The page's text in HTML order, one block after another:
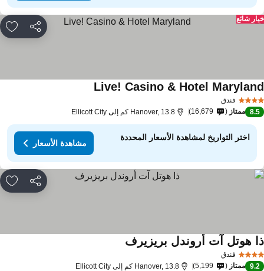
مشاركة
شائع
فندق
Live! Casino & Hotel
8.5 ممتاز 16,679 Hanover, 13.8 كم إلى Ellicott City
اختر التواريخ لمشاهدة الأسعار المحددة
مشاهدة الأسعار
مشاركة
فندق
هوتل آت أروندل بريزيرف
9.2 ممتاز 5,199 Hanover, 13.8 كم إلى Ellicott City